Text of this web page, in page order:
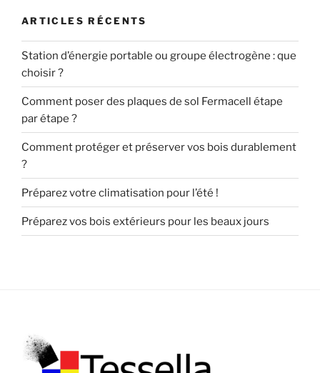
ARTICLES RÉCENTS
Station d’énergie portable ou groupe électrogène : que
choisir ?
Comment poser des plaques de sol Fermacell étape
par étape ?
Comment protéger et préserver vos bois durablement
?
Préparez votre climatisation pour l’été !
Préparez vos bois extérieurs pour les beaux jours